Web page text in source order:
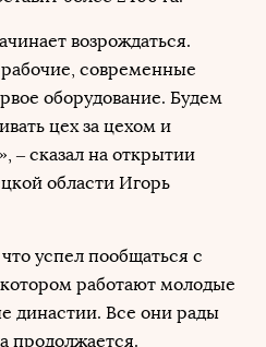
возрождаться.
современные
оборудование. Будем
цех за цехом и
– сказал на открытии
области Игорь
успел пообщаться с
работают молодые
династии. Все они рады
продолжается.